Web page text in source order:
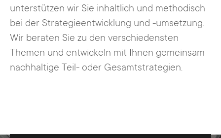
unterstützen wir Sie inhaltlich und methodisch
bei der Strategieentwicklung und -umsetzung.
Wir beraten Sie zu den verschiedensten
Themen und entwickeln mit Ihnen gemeinsam
nachhaltige Teil- oder Gesamtstrategien.